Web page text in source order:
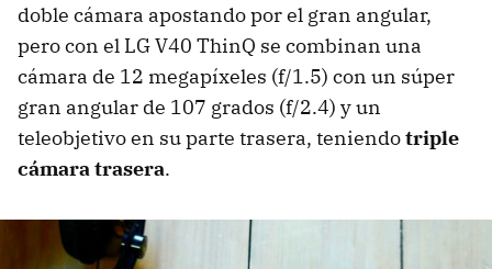
doble cámara apostando por el gran angular,
pero con el LG V40 ThinQ se combinan una
cámara de 12 megapíxeles (f/1.5) con un súper
gran angular de 107 grados (f/2.4) y un
teleobjetivo en su parte trasera, teniendotriple
cámara trasera.